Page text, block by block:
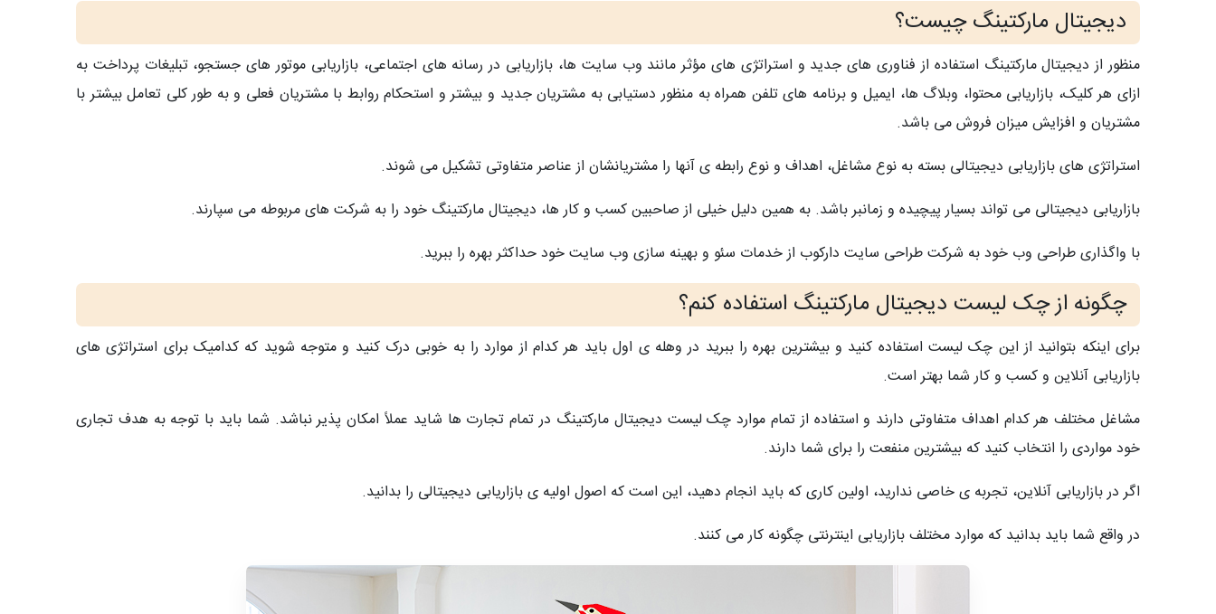
دیجیتال مارکتینگ چیست؟
منظور از دیجیتال مارکتینگ استفاده از فناوری های جدید و استراتژی های مؤثر مانند وب سایت ها، بازاریابی در رسانه های اجتماعی، بازاریابی موتور های جستجو، تبلیغات پرداخت به
ازای هر کلیک، بازاریابی محتوا، وبلاگ ها، ایمیل و برنامه های تلفن همراه به منظور دستیابی به مشتریان جدید و بیشتر و استحکام روابط با مشتریان فعلی و به طور کلی تعامل بیشتر با
مشتریان و افزایش میزان فروش می باشد.
استراتژی های بازاریابی دیجیتالی بسته به نوع مشاغل، اهداف و نوع رابطه ی آنها را مشتریانشان از عناصر متفاوتی تشکیل می شوند.
بازاریابی دیجیتالی می تواند بسیار پیچیده و زمانبر باشد. به همین دلیل خیلی از صاحبین کسب و کار ها، دیجیتال مارکتینگ خود را به شرکت های مربوطه می سپارند.
با واگذاری طراحی وب خود به شرکت طراحی سایت دارکوب از خدمات سئو و بهینه سازی وب سایت خود حداکثر بهره را ببرید.
چگونه از چک لیست دیجیتال مارکتینگ استفاده کنم؟
برای اینکه بتوانید از این چک لیست استفاده کنید و بیشترین بهره را ببرید در وهله ی اول باید هر کدام از موارد را به خوبی درک کنید و متوجه شوید که کدامیک برای استراتژی های
بازاریابی آنلاین و کسب و کار شما بهتر است.
مشاغل مختلف هر کدام اهداف متفاوتی دارند و استفاده از تمام موارد چک لیست دیجیتال مارکتینگ در تمام تجارت ها شاید عملاً امکان پذیر نباشد. شما باید با توجه به هدف تجاری
خود مواردی را انتخاب کنید که بیشترین منفعت را برای شما دارند.
اگر در بازاریابی آنلاین، تجربه ی خاصی ندارید، اولین کاری که باید انجام دهید، این است که اصول اولیه ی بازاریابی دیجیتالی را بدانید.
در واقع شما باید بدانید که موارد مختلف بازاریابی اینترنتی چگونه کار می کنند.